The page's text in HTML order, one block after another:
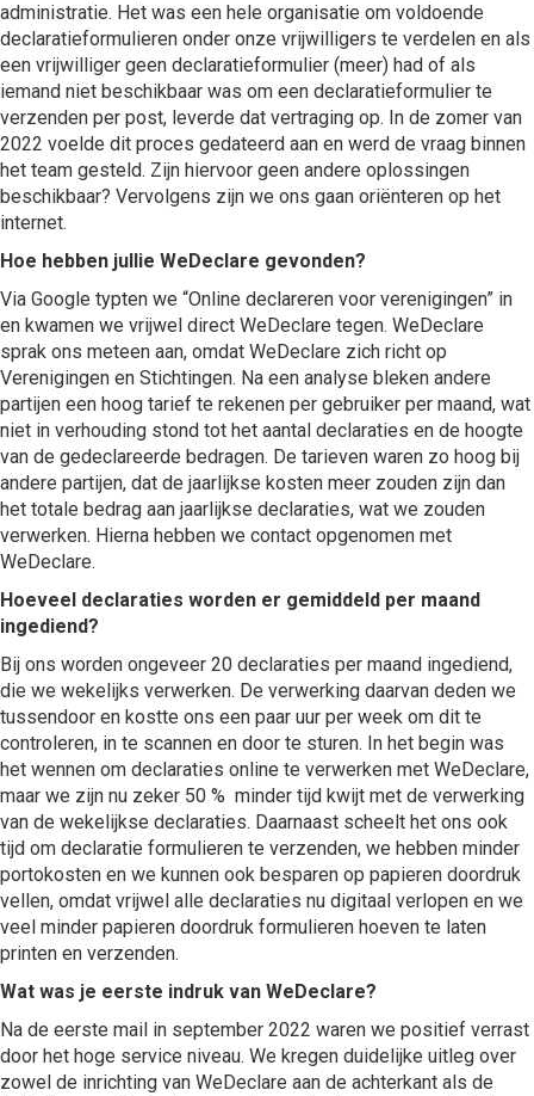
administratie. Het was een hele organisatie om voldoende
declaratieformulieren onder onze vrijwilligers te verdelen en als
een vrijwilliger geen declaratieformulier (meer) had of als
iemand niet beschikbaar was om een declaratieformulier te
verzenden per post, leverde dat vertraging op. In de zomer van
2022 voelde dit proces gedateerd aan en werd de vraag binnen
het team gesteld. Zijn hiervoor geen andere oplossingen
beschikbaar? Vervolgens zijn we ons gaan oriënteren op het
internet.
Hoe hebben jullie WeDeclare gevonden?
Via Google typten we “Online declareren voor verenigingen” in
en kwamen we vrijwel direct WeDeclare tegen. WeDeclare
sprak ons meteen aan, omdat WeDeclare zich richt op
Verenigingen en Stichtingen. Na een analyse bleken andere
partijen een hoog tarief te rekenen per gebruiker per maand, wat
niet in verhouding stond tot het aantal declaraties en de hoogte
van de gedeclareerde bedragen. De tarieven waren zo hoog bij
andere partijen, dat de jaarlijkse kosten meer zouden zijn dan
het totale bedrag aan jaarlijkse declaraties, wat we zouden
verwerken. Hierna hebben we contact opgenomen met
WeDeclare.
Hoeveel declaraties worden er gemiddeld per maand
ingediend?
Bij ons worden ongeveer 20 declaraties per maand ingediend,
die we wekelijks verwerken. De verwerking daarvan deden we
tussendoor en kostte ons een paar uur per week om dit te
controleren, in te scannen en door te sturen. In het begin was
het wennen om declaraties online te verwerken met WeDeclare,
maar we zijn nu zeker 50 % minder tijd kwijt met de verwerking
van de wekelijkse declaraties. Daarnaast scheelt het ons ook
tijd om declaratie formulieren te verzenden, we hebben minder
portokosten en we kunnen ook besparen op papieren doordruk
vellen, omdat vrijwel alle declaraties nu digitaal verlopen en we
veel minder papieren doordruk formulieren hoeven te laten
printen en verzenden.
Wat was je eerste indruk van WeDeclare?
Na de eerste mail in september 2022 waren we positief verrast
door het hoge service niveau. We kregen duidelijke uitleg over
zowel de inrichting van WeDeclare aan de achterkant als de